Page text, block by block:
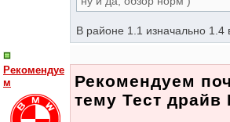
В районе 1.1 изначально 1.4
Рекомендуе
м
Рекомендуем
тему Тест драйв